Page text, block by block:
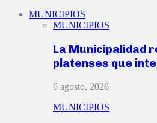
MUNICIPIOS
MUNICIPIOS
La Municipalidad
platenses que
6 agosto, 2026
MUNICIPIOS